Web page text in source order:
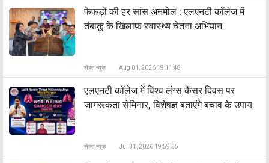
फेफड़ों की हर सांस अनमोल : एलएनटी कॉलेज में
तंबाकू के खिलाफ स्वास्थ्य चेतना अभियान
सेहत न्यूज़ Aug 01, 2026 19:11:48
एलएनटी कॉलेज में विश्व लंग्स कैंसर दिवस पर
जागरूकता सेमिनार, विशेषज्ञ बताएंगे बचाव के उपाय
सेहत न्यूज़ Jul 31, 2026 19:59:35